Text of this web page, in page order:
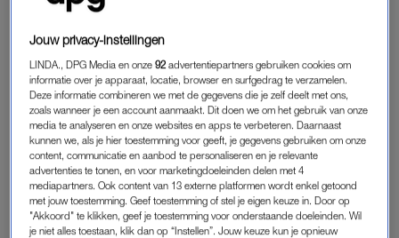
KING RICHARD
Het nieuwe nummer van ‘Queen Bey’ heetBe Aliveen is in het
tweede deel van de trailer te horen. De zangeres heeft zich de
afgelopen jaren op muzikaal gebied wat stiller gehouden.
Hoewel ze de laatste jaren voornamelijk met andere artiesten
samen nog wel muziek uitbracht, dateerde haar laatste echte
soloalbumLemonadealweer uit 2016.
Jouw privacy-instellingen
LINDA., DPG Media en onze92 advertentiepartners gebruiken cookies om
informatie over je apparaat, locatie, browser en surfgedrag te verzamelen.
Deze informatie combineren we met de gegevens die je zelf deelt met ons,
zoals wanneer je een account aanmaakt. Dit doen we om het gebruik van onze
media te analyseren en onze websites en apps te verbeteren. Daarnaast
kunnen we, als je hier toestemming voor geeft, je gegevens gebruiken om onze
content, communicatie en aanbod te personaliseren en je relevante
advertenties te tonen, en voor marketingdoeleinden delen met 4
mediapartners. Ook content van 13 externe platformen wordt enkel getoond
met jouw toestemming. Geef toestemming of stel je eigen keuze in. Door op
"Akkoord" te klikken, geef je toestemming voor onderstaande doeleinden. Wil
je niet alles toestaan, klik dan op “Instellen”. Jouw keuze kun je opnieuw